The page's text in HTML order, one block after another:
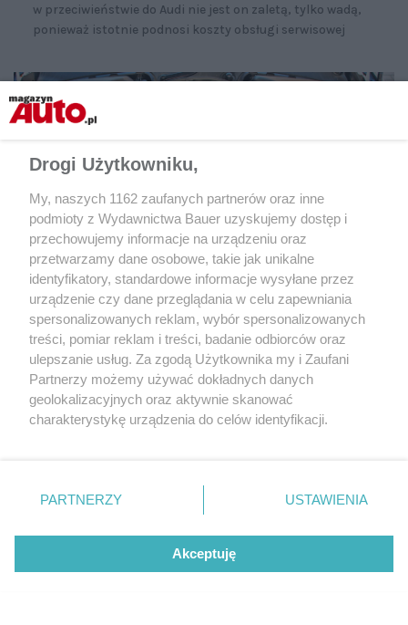
w przeciwieństwie do Audi nie jest on zaletą, tylko wadą,
ponieważ istotnie podnosi koszty obsługi serwisowej
Na zdjęciu wersja N53 z bezpośrednim wtryskiem
paliwa, ale bez systemu Valvetronic.
Ford Mondeo Mk3 (2000-
2007)
Drogi Użytkowniku,
My, naszych 1162 zaufanych partnerów oraz inne
podmioty z Wydawnictwa Bauer uzyskujemy dostęp i
przechowujemy informacje na urządzeniu oraz
przetwarzamy dane osobowe, takie jak unikalne
identyfikatory, standardowe informacje wysyłane przez
urządzenie czy dane przeglądania w celu zapewniania
spersonalizowanych reklam, wybór spersonalizowanych
treści, pomiar reklam i treści, badanie odbiorców oraz
ulepszanie usług. Za zgodą Użytkownika my i Zaufani
Partnerzy możemy używać dokładnych danych
geolokalizacyjnych oraz aktywnie skanować
charakterystykę urządzenia do celów identyfikacji.
zmienić/wycofać klikając przycisk ustawień prywatności
znajdujący się w lewym dolnym rogu strony
rodzaje przetwarzania danych nie wymagają zgody
użytkownika, ale masz prawo sprzeciwić się takiemu
PARTNERZY USTAWIENIA
Akceptuję